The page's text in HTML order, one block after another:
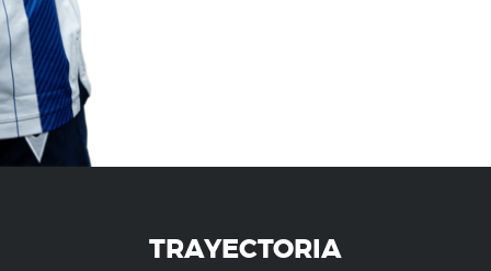
TRAYECTORIA